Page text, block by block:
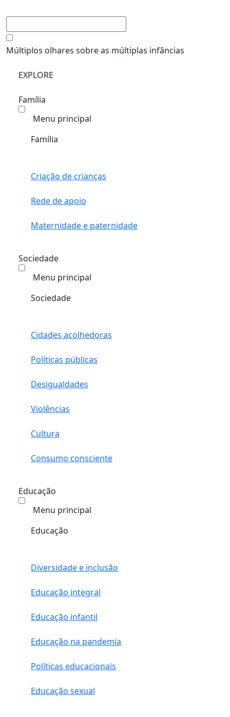
Múltiplos olhares sobre as múltiplas infâncias
EXPLORE
Família
Menu principal
Família
Criação de crianças
Rede de apoio
Maternidade e paternidade
Sociedade
Menu principal
Sociedade
Cidades acolhedoras
Políticas públicas
Desigualdades
Violências
Cultura
Consumo consciente
Educação
Menu principal
Educação
Diversidade e inclusão
Educação integral
Educação infantil
Educação na pandemia
Políticas educacionais
Educação sexual